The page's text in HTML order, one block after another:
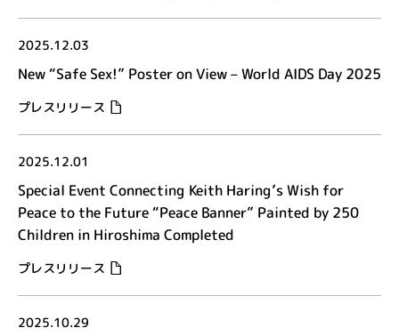
2025.12.03
New “Safe Sex!” Poster on View – World AIDS Day 2025
プレスリリース
2025.12.01
Special Event Connecting Keith Haring’s Wish for
Peace to the Future “Peace Banner” Painted by 250
Children in Hiroshima Completed
プレスリリース
2025.10.29